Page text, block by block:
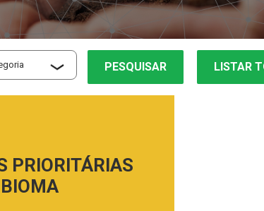
PESQUISAR LISTAR
PRIORITÁRIAS